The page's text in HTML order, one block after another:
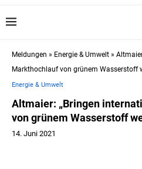
Meldungen » Energie & Umwelt »
Markthochlauf von grünem Wasserstoff
Energie & Umwelt
Altmaier: „Bringen
von grünem Wasserstoff
14. Juni 2021